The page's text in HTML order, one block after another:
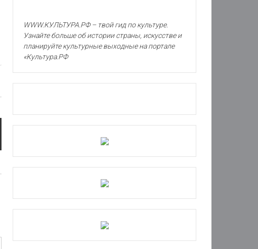
WWW.КУЛЬТУРА.РФ – твой гид по культуре.
Узнайте больше об истории страны, искусстве и
планируйте культурные выходные на портале
«Культура.РФ